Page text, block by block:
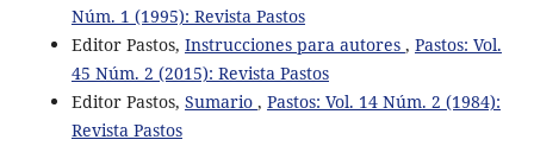
Núm. 1 (1995): Revista Pastos
Editor Pastos, Instrucciones para autores , Pastos: Vol.
45 Núm. 2 (2015): Revista Pastos
Editor Pastos, Sumario , Pastos: Vol. 14 Núm. 2 (1984):
Revista Pastos